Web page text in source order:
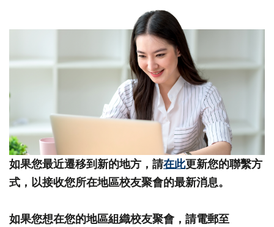
如果您最近遷移到新的地方，請在此更新您的聯繫方
式，以接收您所在地區校友聚會的最新消息。
如果您想在您的地區組織校友聚會，請電郵至